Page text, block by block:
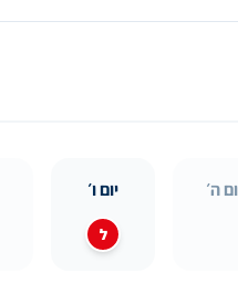
ה׳ יום ו׳
ל